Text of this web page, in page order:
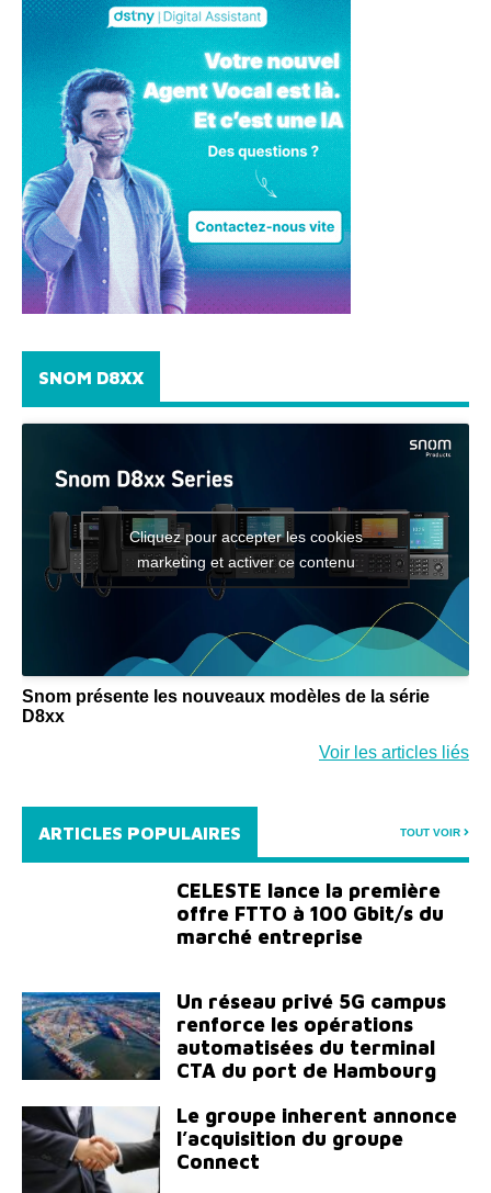
SNOM D8XX
Cliquez pour accepter les cookies
marketing et activer ce contenu
Snom présente les nouveaux modèles de la série
D8xx
Voir les articles liés
ARTICLES POPULAIRES TOUT VOIR
CELESTE lance la première
offre FTTO à 100 Gbit/s du
marché entreprise
Un réseau privé 5G campus
renforce les opérations
automatisées du terminal
CTA du port de Hambourg
Le groupe inherent annonce
l’acquisition du groupe
Connect